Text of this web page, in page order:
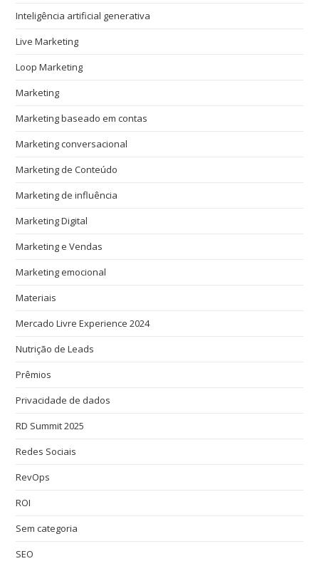
Inteligência artificial generativa
Live Marketing
Loop Marketing
Marketing
Marketing baseado em contas
Marketing conversacional
Marketing de Conteúdo
Marketing de influência
Marketing Digital
Marketing e Vendas
Marketing emocional
Materiais
Mercado Livre Experience 2024
Nutrição de Leads
Prêmios
Privacidade de dados
RD Summit 2025
Redes Sociais
RevOps
ROI
Sem categoria
SEO